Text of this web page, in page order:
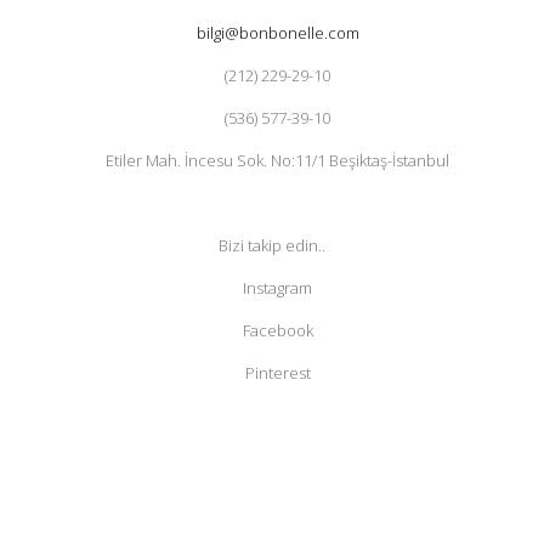
bilgi@bonbonelle.com
(212) 229-29-10
(536) 577-39-10
Etiler Mah. İncesu Sok. No:11/1 Beşiktaş-İstanbul
Bizi takip edin..
Instagram
Facebook
Pinterest